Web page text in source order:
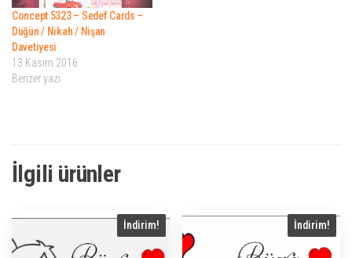
Concept 5323 – Sedef Cards –
Düğün / Nikah / Nişan
Davetiyesi
13 Kasım 2016
Benzer yazı
İlgili ürünler
İndirim! İndirim!